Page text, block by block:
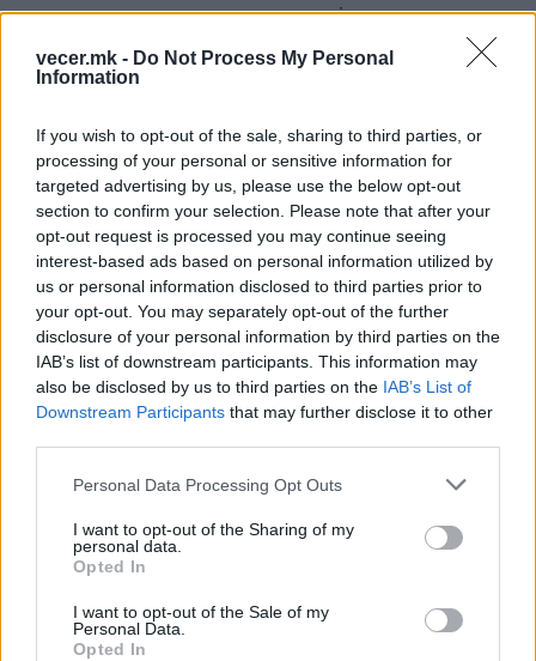
vecer.mk - Do Not Process My Personal
Information
If you wish to opt-out of the sale, sharing to third parties, or
processing of your personal or sensitive information for
targeted advertising by us, please use the below opt-out
section to confirm your selection. Please note that after your
opt-out request is processed you may continue seeing
interest-based ads based on personal information utilized by
us or personal information disclosed to third parties prior to
your opt-out. You may separately opt-out of the further
disclosure of your personal information by third parties on the
IAB’s list of downstream participants. This information may
also be disclosed by us to third parties on the IAB’s List of
Downstream Participants that may further disclose it to other
Personal Data Processing Opt Outs
I want to opt-out of the Sharing of my
personal data.
Opted In
I want to opt-out of the Sale of my
Personal Data.
Opted In
содржани во иницијативата на
Таа рече дека предистрагата, која ја работеле
организиран криминал и корупција, била
отворена по пријава на Државната комисија за
спречување на корупција. Откако поголемиот
дел од нив биле вратени во МВР, предметот се
преселил таму. Така обвинителката, како што
рече, немала увид во сите детали и имала само
рок од 24 часа да отвори истрага, за која се
водела од податоците од поднесената
кривична пријава од МВР. Таа така одговори и
на прашањето како е можно двете институции
различно да ги читале законските прописи за
спроведување тендери, бидејќи, според
кривичната од МВР, но и од соопштението на
дека е прекршена постапката за јавен повик и
имало фаворизирање на компанија, а сега,
незаконско.
– Истрагата утврди дека постапките биле